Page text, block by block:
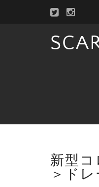
新型
＞ド